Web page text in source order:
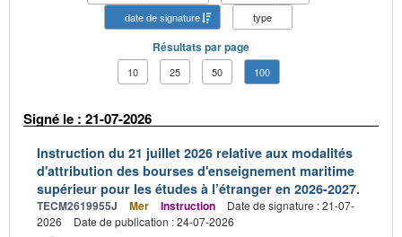
date de signature
type
Résultats par page
10 25 50 100
Signé le : 21-07-2026
Instruction du 21 juillet 2026 relative aux modalités
d'attribution des bourses d'enseignement maritime
supérieur pour les études à l’étranger en 2026-2027.
TECM2619955J Mer Instruction
Date de signature : 21-07-
2026
Date de publication : 24-07-2026